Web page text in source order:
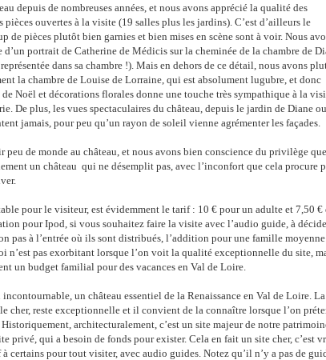
depuis de nombreuses années, et nous avons apprécié la qualité des
pièces ouvertes à la visite (19 salles plus les jardins). C’est d’ailleurs le
de pièces plutôt bien garnies et bien mises en scène sont à voir. Nous
d’un portrait de Catherine de Médicis sur la cheminée de la chambre de
dans sa chambre !). Mais en dehors de ce détail, nous avons
la chambre de Louise de Lorraine, qui est absolument lugubre, et donc
de Noël et décorations florales donne une touche très sympathique à la
De plus, les vues spectaculaires du château, depuis le jardin de Diane ou
jamais, pour peu qu’un rayon de soleil vienne agrémenter les façades.
peu de monde au château, et nous avons bien conscience du privilège que
un château qui ne désemplit pas, avec l’inconfort que cela procure
pour le visiteur, est évidemment le tarif : 10 € pour un adulte et 7,50 €
pour Ipod, si vous souhaitez faire la visite avec l’audio guide, à
pas à l’entrée où ils sont distribués, l’addition pour une famille moyenne
n’est pas exorbitant lorsque l’on voit la qualité exceptionnelle du site,
un budget familial pour des vacances en Val de Loire.
un château essentiel de la Renaissance en Val de Loire. La
cher, reste exceptionnelle et il convient de la connaître lorsque l’on
architecturalement, c’est un site majeur de notre
privé, qui a besoin de fonds pour exister. Cela en fait un site cher, c’est
certains pour tout visiter, avec audio guides. Notez qu’il n’y a pas de